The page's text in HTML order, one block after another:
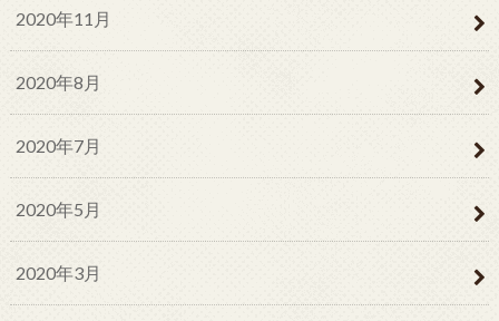
2020年11月
2020年8月
2020年7月
2020年5月
2020年3月